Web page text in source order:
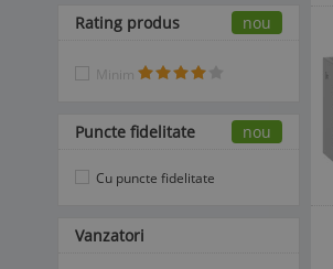
Rating produs nou
Minim
Puncte fidelitate nou
Cu puncte fidelitate
Vanzatori